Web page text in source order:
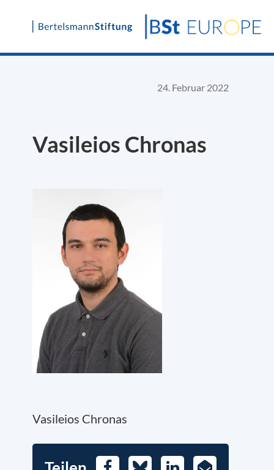
Skip
24. Februar 2022
Vasileios Chronas
Vasileios Chronas
FacebookBlueskyLinkedIn
E-